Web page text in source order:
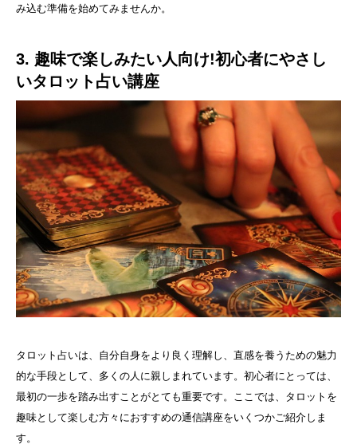
み込む準備を始めてみませんか。
3. 趣味で楽しみたい人向け!初心者にやさし
いタロット占い講座
タロット占いは、自分自身をより良く理解し、直感を養うための魅力
的な手段として、多くの人に親しまれています。初心者にとっては、
最初の一歩を踏み出すことがとても重要です。ここでは、タロットを
趣味として楽しむ方々におすすめの通信講座をいくつかご紹介しま
す。